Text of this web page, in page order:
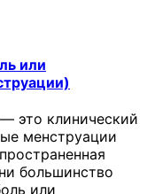
или
это клинический
менструации
большинство
или